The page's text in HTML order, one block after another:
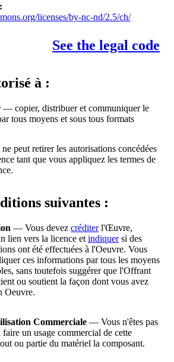
licenses/by-nc-nd/2.5/ch/
See the legal code
à :
— copier, distribuer et communiquer le
tous moyens et sous tous formats
peut retirer les autorisations concédées
tant que vous appliquez les termes de
suivantes :
— Vous devez créditerl'Œuvre,
lien vers la licence et indiquersi des
ont été effectuées à l'Oeuvre. Vous
ces informations par tous les moyens
sans toutefois suggérer que l'Offrant
ou soutient la façon dont vous avez
Oeuvre.
Commerciale — Vous n'êtes pas
faire un usage commercial de cette
ou partie du matériel la composant.